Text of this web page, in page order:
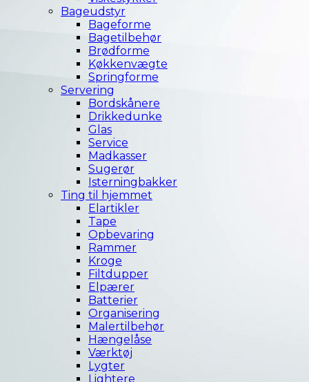
Bageudstyr
Bageforme
Bagetilbehør
Brødforme
Køkkenvægte
Springforme
Servering
Bordskånere
Drikkedunke
Glas
Service
Madkasser
Sugerør
Isterningbakker
Ting til hjemmet
Elartikler
Tape
Opbevaring
Rammer
Kroge
Filtdupper
Elpærer
Batterier
Organisering
Malertilbehør
Hængelåse
Værktøj
Lygter
Lightere